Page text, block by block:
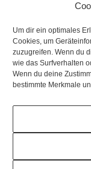
Um dir ein optimales
Cookies, um
zuzugreifen. Wenn du
wie das Surfverhalten
Wenn du deine
bestimmte Merkmale